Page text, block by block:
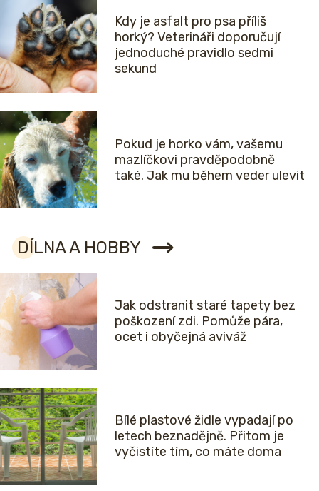
Kdy je asfalt pro psa příliš
horký? Veterináři doporučují
jednoduché pravidlo sedmi
sekund
Pokud je horko vám, vašemu
mazlíčkovi pravděpodobně
také. Jak mu během veder ulevit
DÍLNA A HOBBY
Jak odstranit staré tapety bez
poškození zdi. Pomůže pára,
ocet i obyčejná aviváž
Bílé plastové židle vypadají po
letech beznadějně. Přitom je
vyčistíte tím, co máte doma